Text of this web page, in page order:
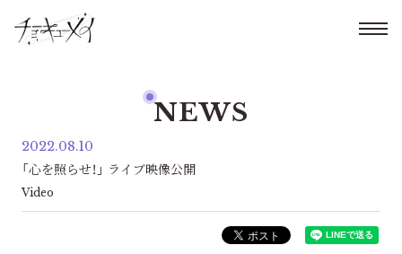
NEWS
2022.08.10
「心を照らせ！」 ライブ映像公開
Video